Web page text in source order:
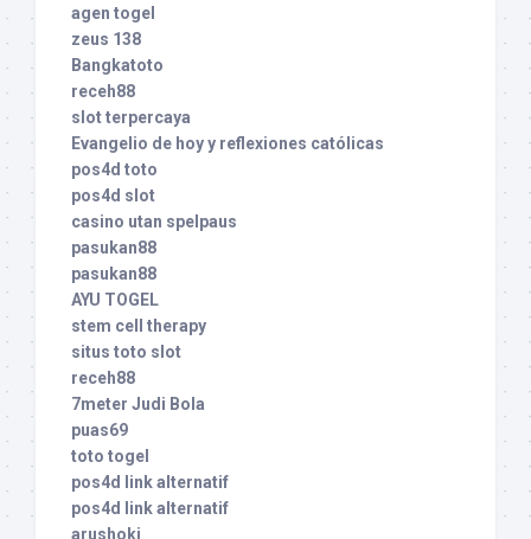
agen togel
zeus 138
Bangkatoto
receh88
slot terpercaya
Evangelio de hoy y reflexiones católicas
pos4d toto
pos4d slot
casino utan spelpaus
pasukan88
pasukan88
AYU TOGEL
stem cell therapy
situs toto slot
receh88
7meter Judi Bola
puas69
toto togel
pos4d link alternatif
pos4d link alternatif
arushoki